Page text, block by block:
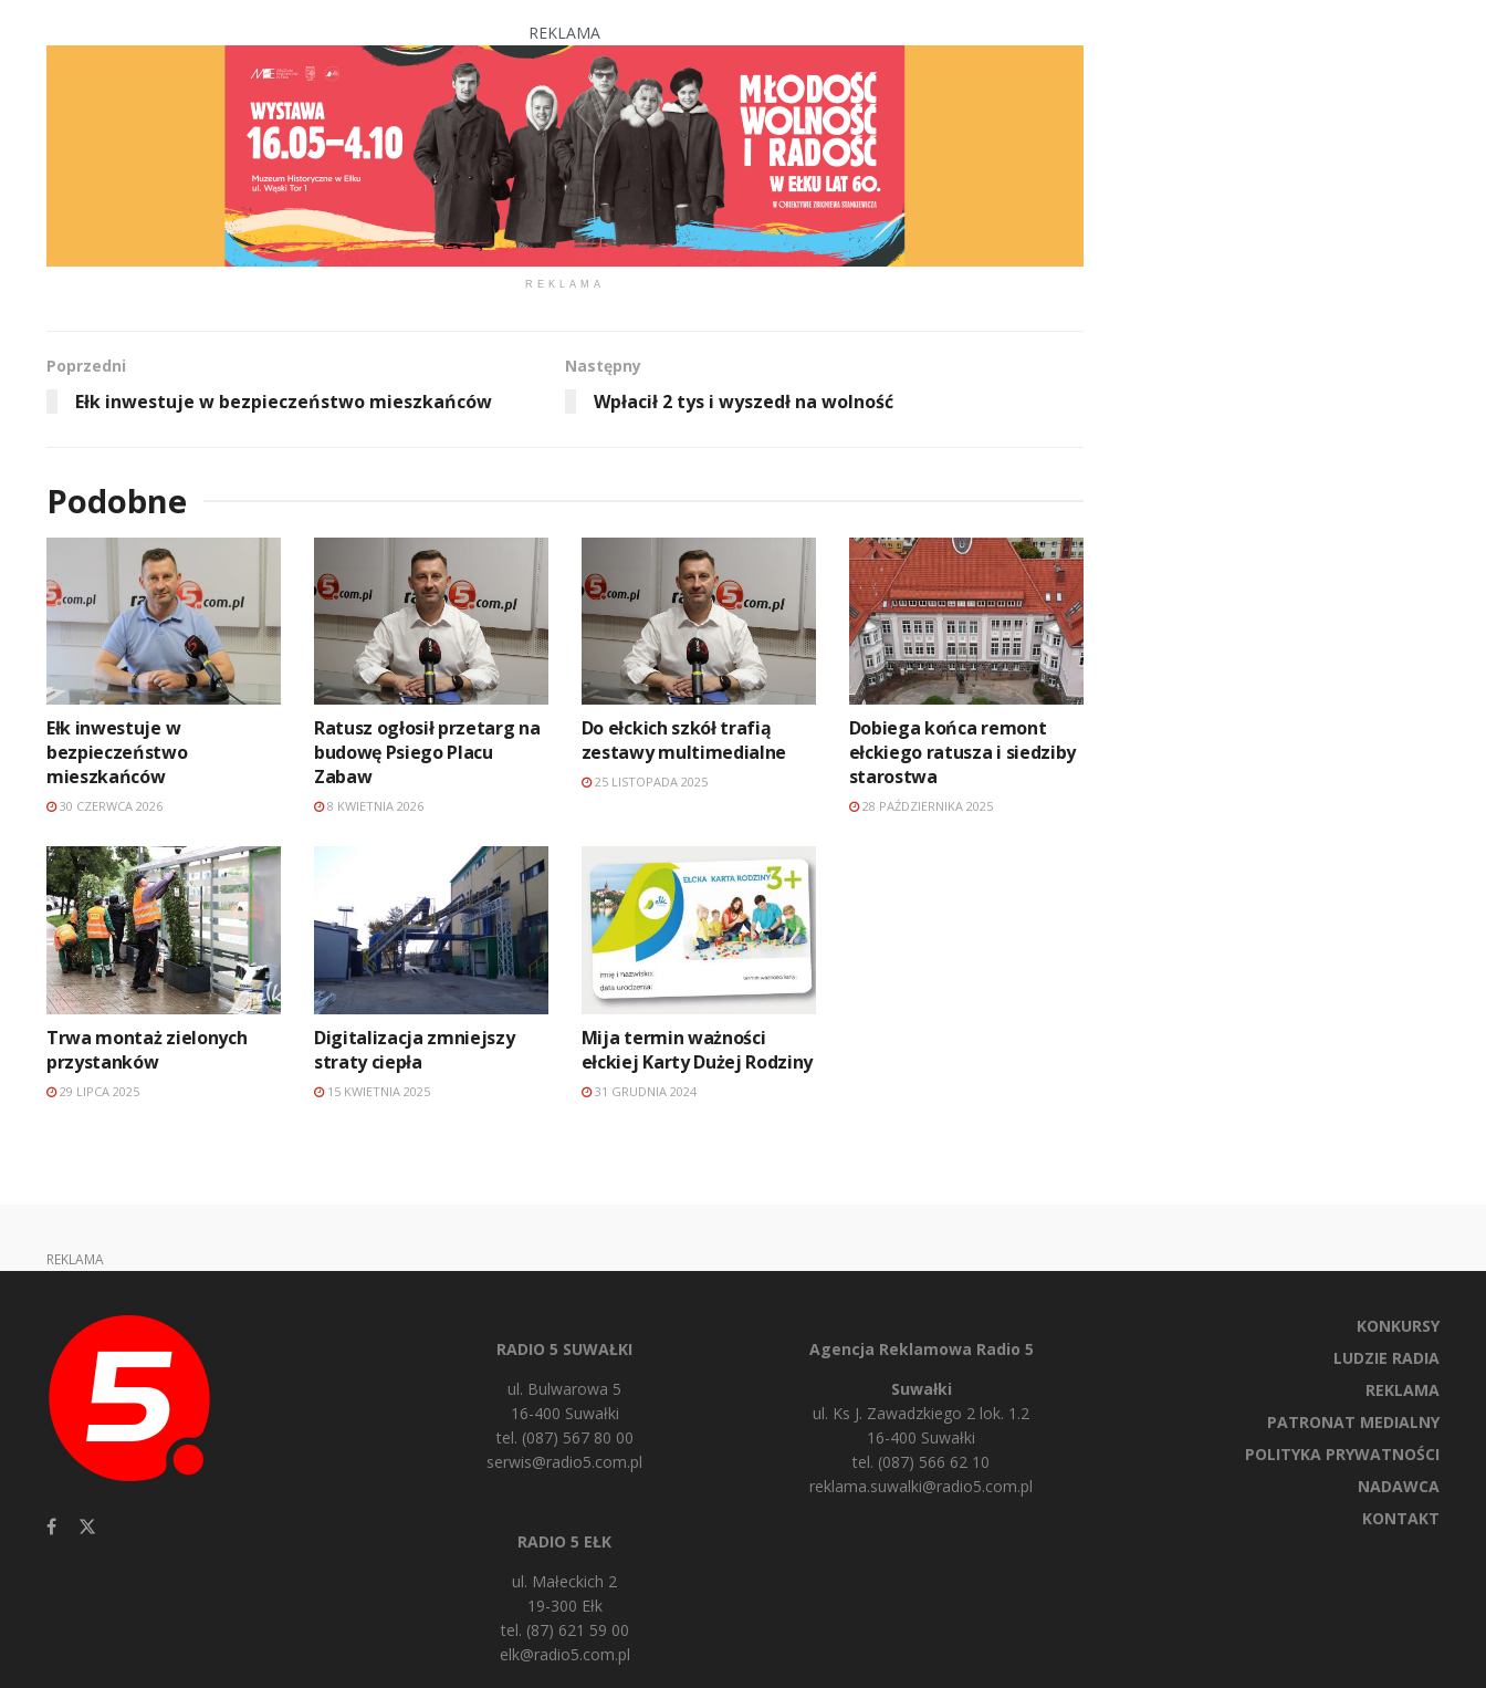
REKLAMA
REKLAMA
Poprzedni
Ełk inwestuje w bezpieczeństwo mieszkańców
Następny
Wpłacił 2 tys i wyszedł na wolność
Podobne
Ełk inwestuje w
bezpieczeństwo
mieszkańców
30 CZERWCA 2026
Ratusz ogłosił przetarg na
budowę Psiego Placu
Zabaw
8 KWIETNIA 2026
Do ełckich szkół trafią
zestawy multimedialne
25 LISTOPADA 2025
Dobiega końca remont
ełckiego ratusza i siedziby
starostwa
28 PAŹDZIERNIKA 2025
Trwa montaż zielonych
przystanków
29 LIPCA 2025
Digitalizacja zmniejszy
straty ciepła
15 KWIETNIA 2025
Mija termin ważności
ełckiej Karty Dużej Rodziny
31 GRUDNIA 2024
REKLAMA
RADIO 5 SUWAŁKI
ul. Bulwarowa 5
16-400 Suwałki
tel. (087) 567 80 00
serwis@radio5.com.pl
RADIO 5 EŁK
ul. Małeckich 2
19-300 Ełk
tel. (87) 621 59 00
elk@radio5.com.pl
Agencja Reklamowa Radio 5
Suwałki
ul. Ks J. Zawadzkiego 2 lok. 1.2
16-400 Suwałki
tel. (087) 566 62 10
reklama.suwalki@radio5.com.pl
KONKURSY
LUDZIE RADIA
REKLAMA
PATRONAT MEDIALNY
POLITYKA PRYWATNOŚCI
NADAWCA
KONTAKT